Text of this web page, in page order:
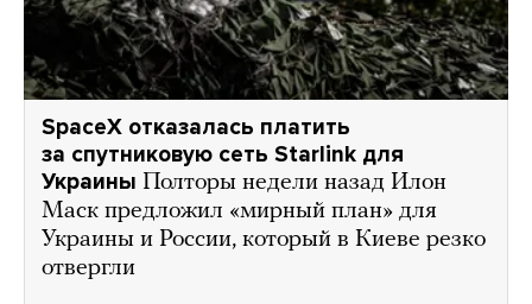
SpaceX отказалась платить
за спутниковую сеть Starlink для
Украины Полторы недели назад Илон
Маск предложил «мирный план» для
Украины и России, который в Киеве резко
отвергли